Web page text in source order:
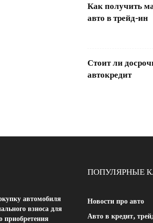
Как получить
авто в трейд-ин
Стоит ли
автокредит
автомобиля
взноса для
приобретения
ПОПУЛЯРНЫЕ
Новости про авто
Авто в кредит,